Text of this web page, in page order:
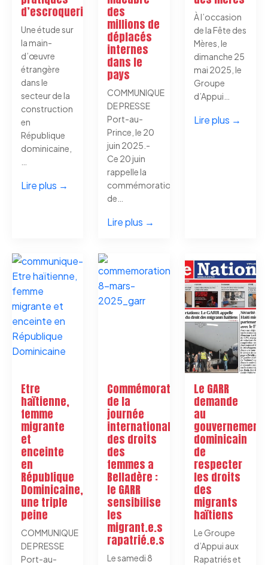
d’escroquerie
Une étude sur
la main-
d’œuvre
étrangère
dans le
secteur de la
construction
en
République
dominicaine,
Lire plus →
des
millions de
déplacés
internes
dans le
pays
COMMUNIQUE
DE PRESSE
Port-au-
Prince, le 20
juin 2025.-
Ce 20 juin
rappelle la
commémoration
de…
Lire plus →
À l’occasion
de la Fête des
Mères, le
dimanche 25
mai 2025, le
Groupe
d’Appui…
Lire plus →
Etre
haïtienne,
femme
migrante
et
enceinte
en
République
Dominicaine,
une triple
peine
COMMUNIQUE
DE PRESSE
Port-au-
Commémoration
de la
journée
internationale
des droits
des
femmes a
Belladère :
le GARR
sensibilise
les
migrant.e.s
rapatrié.e.s
Le samedi 8
Le GARR
demande
au
gouvernement
dominicain
de
respecter
les droits
des
migrants
haïtiens
Le Groupe
d’Appui aux
Rapatriés et